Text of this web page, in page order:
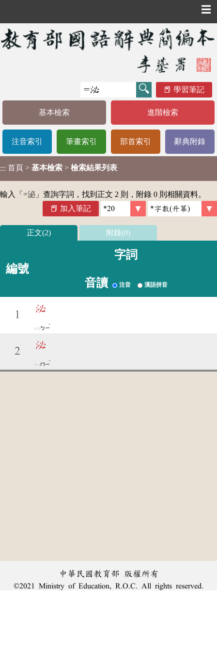
☰
學習筆記
基本檢索 進階檢索
注音索引 筆畫索引 部首索引 辭典附錄
::: 首頁 > 基本檢索 > 檢索結果列表
輸入「 =泌 」查詢字詞，找到正文 2 則，附錄 0 則相關資料。
加入筆記
正文(2) 附錄(0)
編號
字詞
音讀 注音 漢語拼音
1
泌
ㄅㄧ
ˋ
2
泌
ㄇㄧ
ˋ
中華民國教育部 版權所有
©2021 Ministry of Education, R.O.C. All rights reserved.